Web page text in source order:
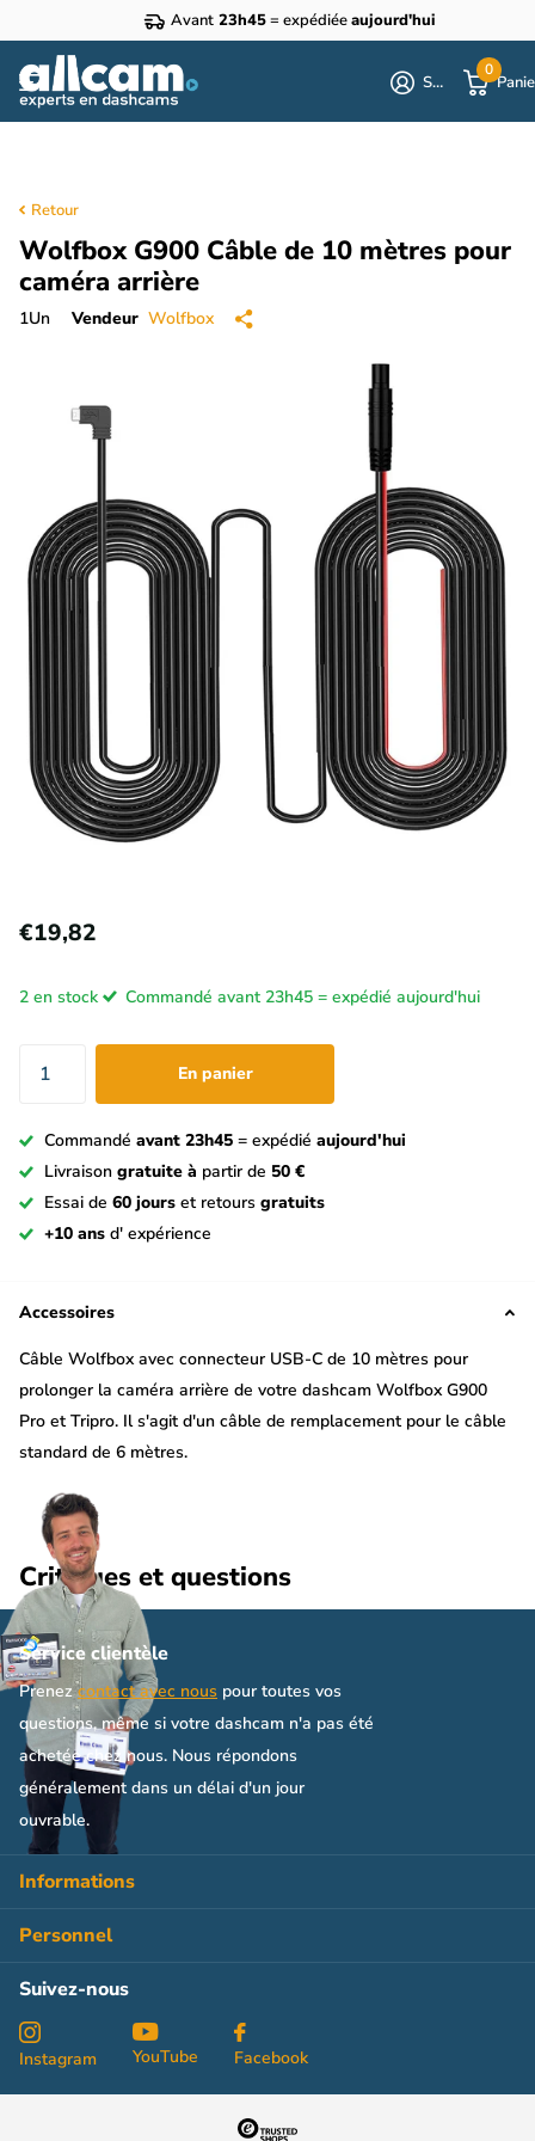
Avant 23h45= expédiéeaujourd'hui
S'identifier
0
Retour
Wolfbox G900 Câble de 10 mètres pour
caméra arrière
1Un Vendeur Wolfbox
€19,82
2 en stock Commandé avant 23h45 = expédié aujourd'hui
En panier
Commandé avant 23h45 = expédié aujourd'hui
Livraison gratuite à partir de 50 €
Essai de 60 jours et retours gratuits
+10 ans d' expérience
Accessoires
Câble Wolfbox avec connecteur USB-C de 10 mètres pour
prolonger la caméra arrière de votre dashcam Wolfbox G900
Pro et Tripro. Il s'agit d'un câble de remplacement pour le câble
standard de 6 mètres.
Attention: convient uniquement pour les modèles Wolfbox
G900 Pro et Tripro.
Critiques et questions
Service clientèle
Prenezcontact avec nous pour toutes vos
questions, même si votre dashcam n'a pas été
achetée chez nous. Nous répondons
généralement dans un délai d'un jour
ouvrable.
Informations
Personnel
Suivez-nous
Instagram YouTube Facebook